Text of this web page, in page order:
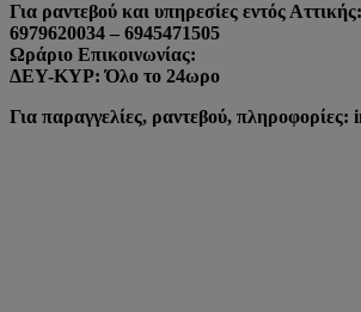
Για ραντεβού και υπηρεσίες εντός Αττικής:
6979620034 – 6945471505
Ωράριο Επικοινωνίας:
ΔΕΥ-ΚΥΡ: Όλο το 24ωρο
Για παραγγελίες, ραντεβού,